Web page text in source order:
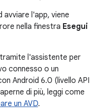
avviare l'app, viene
nella finestra Esegui
l'assistente per
connesso o un
Android 6.0 (livello API
di più, leggi come
un AVD.